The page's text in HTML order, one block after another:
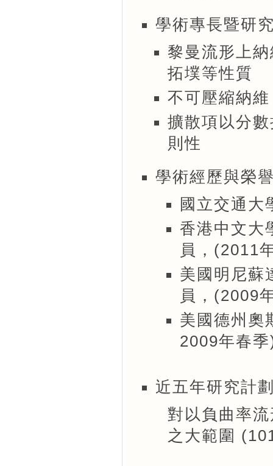
學術專長暨研
黎曼流形上
拓墣等性質
不可壓縮納
擴散項以分
則性
學術經歷與榮
國立交通
香港中文大
員，(2011
美國明尼蘇
員，(2009
美國德州奧
2009年春
近五年研究計
對以負曲率
之大範圍